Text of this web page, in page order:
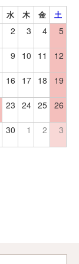
水 木 金 土
2 3 4 5
9 10 11 12
16 17 18 19
23 24 25 26
30 1 2 3